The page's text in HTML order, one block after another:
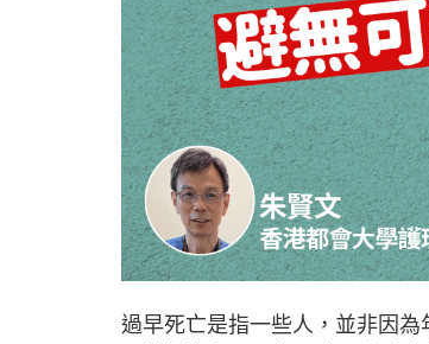
過早死亡是指一些人，並非因